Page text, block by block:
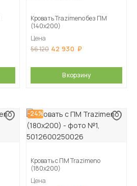
Кровать Trazimeno без ПМ
(140х200)
Цена
56 120 42 930
В корзину
-24%
Кровать с ПМ Trazimeno
(180х200)
Цена